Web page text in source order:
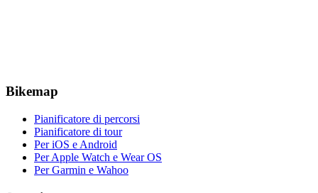
Bikemap
Pianificatore di percorsi
Pianificatore di tour
Per iOS e Android
Per Apple Watch e Wear OS
Per Garmin e Wahoo